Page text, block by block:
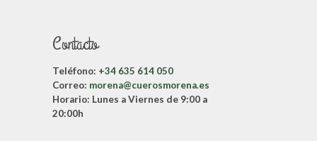
Contacto
Teléfono: +34 635 614 050
Correo: morena@cuerosmorena.es
Horario: Lunes a Viernes de 9:00 a
20:00h